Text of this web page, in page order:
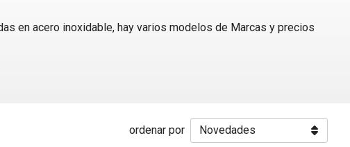
en acero inoxidable, hay varios modelos de Marcas y precios
ordenar por